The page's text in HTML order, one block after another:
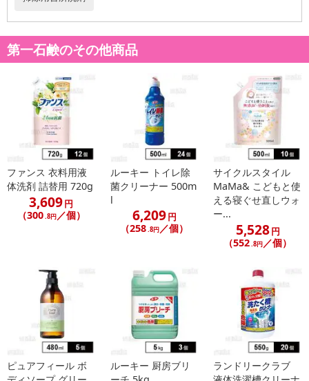
第一石鹸のその他商品
ファンス 衣料用液
体洗剤 詰替用 720g
3,609円
（300.8円／個）
ルーキー トイレ除
菌クリーナー 500m
l
6,209円
（258.8円 ／個）
サイクルスタイル
MaMa& こどもと使
える寝ぐせ直しウォ
ー...
5,528円
（552.8円 ／個）
ピュアフィール ボ
ルーキー 厨房ブリ
ランドリークラブ